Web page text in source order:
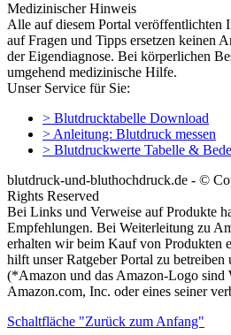
Medizinischer Hinweis
Alle auf diesem Portal veröffentlichten
auf Fragen und Tipps ersetzen keinen
der Eigendiagnose. Bei körperlichen
umgehend medizinische Hilfe.
Unser Service für Sie:
> Blutdrucktabelle Download
> Anleitung: Blutdruck messen
> Blutdruckwerte Tabelle &
blutdruck-und-bluthochdruck.de - ©
Rights Reserved
Bei Links und Verweise auf Produkte
Empfehlungen. Bei Weiterleitung zu
erhalten wir beim Kauf von Produkten
hilft unser Ratgeber Portal zu betreiben
(*Amazon und das Amazon-Logo sind
Amazon.com, Inc. oder eines seiner
Schaltfläche "Zurück zum Anfang"